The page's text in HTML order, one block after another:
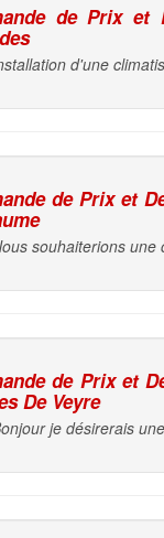
de Prix et
d'une
de Prix et
souhaiterions une
de Prix et
De Veyre
je désirerais